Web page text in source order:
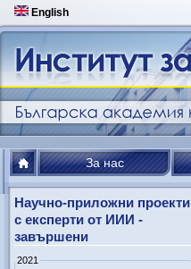
English
За нас
Научно-приложни проекти
с експерти от ИИИ -
завършени
2021